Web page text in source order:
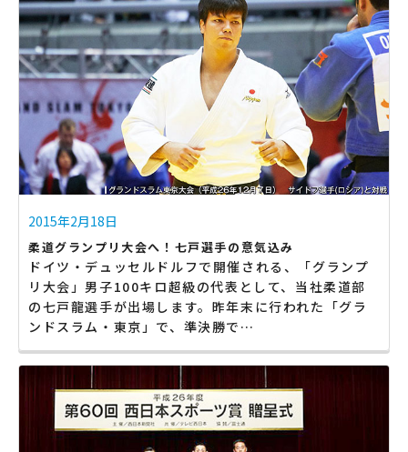
2015年2月18日
柔道グランプリ大会へ！七戸選手の意気込み
ドイツ・デュッセルドルフで開催される、「グランプ
リ大会」男子100キロ超級の代表として、当社柔道部
の七戸龍選手が出場します。昨年末に行われた「グラ
ンドスラム・東京」で、準決勝で…